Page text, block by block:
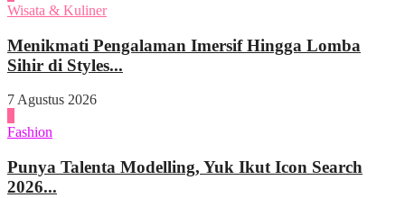
Wisata & Kuliner
Menikmati Pengalaman Imersif Hingga Lomba
Sihir di Styles...
7 Agustus 2026
Fashion
Punya Talenta Modelling, Yuk Ikut Icon Search
2026...